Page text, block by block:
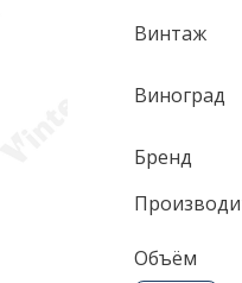
Винтаж
Виноград
Бренд
Объём